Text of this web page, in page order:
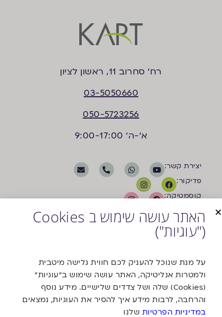
רח’ סחרוב 11, ראשון לציון
03-5050660
050-5723256
א'-ה' 9:00-17:00
יצירת קשר:
פדיקור:
קוסמטיקה:
משרד פרסום
האתר עושה שימוש ב Cookies
("עוגיות")
על מנת שנוכל להעניק לכם חווית גלישה מיטבית
ולמטרות אנליטיקה, האתר עושה שימוש ב"עוגיות"
(Cookies) שלה ושל צדדים שלישיים. מידע נוסף
והרחבה, לרבות מידע איך להסיר את העוגיות, נמצאים
במדיניות הפרטיות שלנו